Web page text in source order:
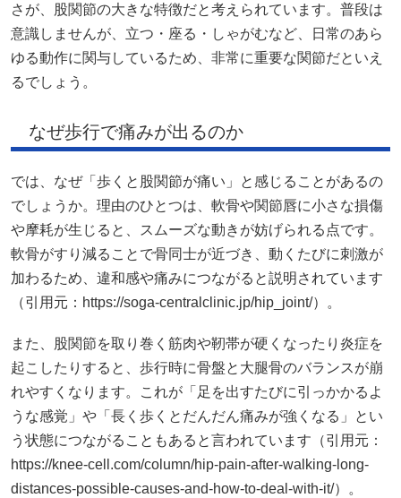
さが、股関節の大きな特徴だと考えられています。普段は
意識しませんが、立つ・座る・しゃがむなど、日常のあら
ゆる動作に関与しているため、非常に重要な関節だといえ
るでしょう。
なぜ歩行で痛みが出るのか
では、なぜ「歩くと股関節が痛い」と感じることがあるの
でしょうか。理由のひとつは、軟骨や関節唇に小さな損傷
や摩耗が生じると、スムーズな動きが妨げられる点です。
軟骨がすり減ることで骨同士が近づき、動くたびに刺激が
加わるため、違和感や痛みにつながると説明されています
（引用元：https://soga-centralclinic.jp/hip_joint/）。
また、股関節を取り巻く筋肉や靭帯が硬くなったり炎症を
起こしたりすると、歩行時に骨盤と大腿骨のバランスが崩
れやすくなります。これが「足を出すたびに引っかかるよ
うな感覚」や「長く歩くとだんだん痛みが強くなる」とい
う状態につながることもあると言われています（引用元：
https://knee-cell.com/column/hip-pain-after-walking-long-
distances-possible-causes-and-how-to-deal-with-it/）。